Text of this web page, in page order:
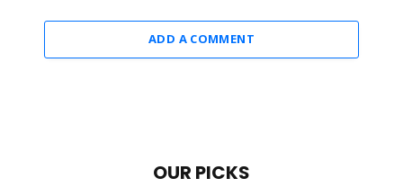
ADD A COMMENT
OUR PICKS